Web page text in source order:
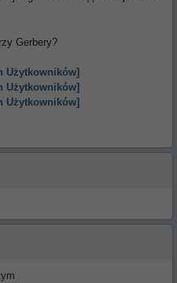
Gerbery?
Użytkowników]
Użytkowników]
Użytkowników]